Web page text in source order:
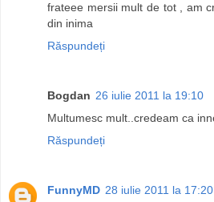
frateee mersii mult de tot , am
din inima
Răspundeți
Bogdan 26 iulie 2011 la 19:10
Multumesc mult..credeam ca
Răspundeți
FunnyMD 28 iulie 2011 la 17:20